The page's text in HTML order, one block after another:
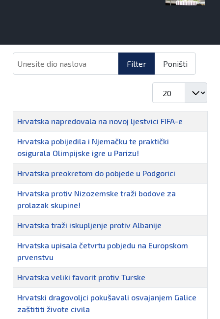
Filter Poništi
Naziv
Hrvatska napredovala na novoj ljestvici FIFA-e
Hrvatska pobijedila i Njemačku te praktički
osigurala Olimpijske igre u Parizu!
Hrvatska preokretom do pobjede u Podgorici
Hrvatska protiv Nizozemske traži bodove za
prolazak skupine!
Hrvatska traži iskupljenje protiv Albanije
Hrvatska upisala četvrtu pobjedu na Europskom
prvenstvu
Hrvatska veliki favorit protiv Turske
Hrvatski dragovoljci pokušavali osvajanjem Galice
zaštititi živote civila